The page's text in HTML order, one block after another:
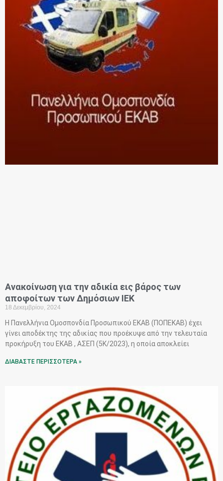
Ανακοίνωση για την αδικία εις βάρος των
αποφοίτων των Δημόσιων ΙΕΚ
18 Δεκεμβρίου, 2024
Η Πανελλήνια Ομοσπονδία Προσωπικού ΕΚΑΒ (ΠΟΠΕΚΑΒ) έχει
γίνει αποδέκτης της αδικίας που προέκυψε από την τελευταία
προκήρυξη του ΕΚΑΒ , ΑΣΕΠ (5Κ/2023), η οποία αποκλείει
ΔΙΑΒΑΣΤΕ ΠΕΡΙΣΣΟΤΕΡΑ »